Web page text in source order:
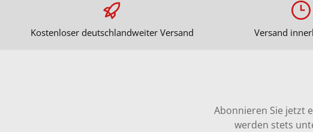
Kostenloser deutschlandweiter Versand Versand
Abonnieren Sie jetzt
werden stets